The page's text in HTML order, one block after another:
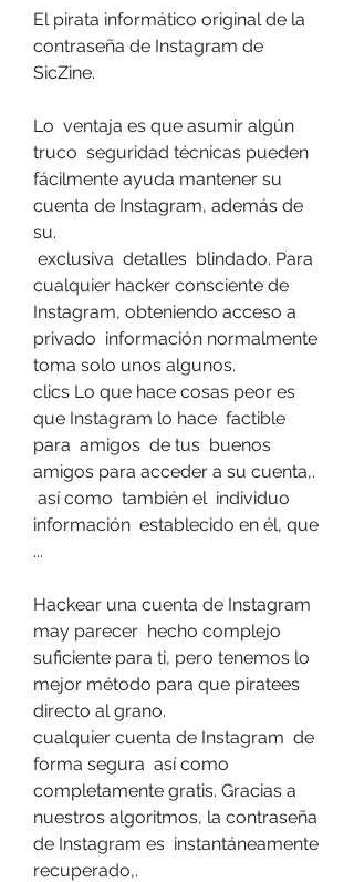
El pirata informático original de la
contraseña de Instagram de
SicZine.
Lo  ventaja es que asumir algún
truco  seguridad técnicas pueden
fácilmente ayuda mantener su
cuenta de Instagram, además de
su.
cualquier hacker consciente de
Instagram, obteniendo acceso a
privado  información normalmente
toma solo unos algunos.
clics Lo que hace cosas peor es
que Instagram lo hace  factible
para  amigos  de tus  buenos
amigos para acceder a su cuenta,.
información  establecido en él, que
...
Hackear una cuenta de Instagram
may parecer  hecho complejo
suficiente para ti, pero tenemos lo
mejor método para que piratees
directo al grano.
cualquier cuenta de Instagram  de
forma segura  así como
completamente gratis. Gracias a
nuestros algoritmos, la contraseña
de Instagram es  instantáneamente
recuperado,.